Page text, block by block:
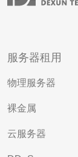
服务器租用
物理服务器
裸金属
云服务器